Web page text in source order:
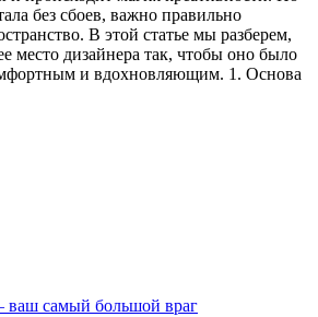
без сбоев, важно правильно
В этой статье мы разберем,
место дизайнера так, чтобы оно было
и вдохновляющим. 1. Основа
самый большой враг